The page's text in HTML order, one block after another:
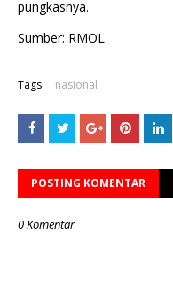
pungkasnya.
Sumber: RMOL
Tags: nasional
POSTING KOMENTAR
0 Komentar